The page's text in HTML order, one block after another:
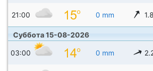
21:00 0 mm
Суббота 15-08-2026
03:00 0 mm